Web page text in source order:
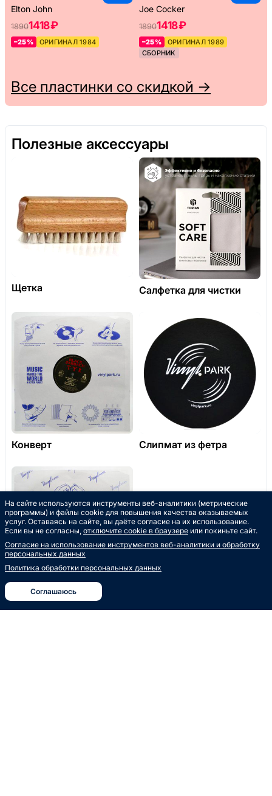
Elton John
18901418 ₽
–25% ОРИГИНАЛ 1984
Joe Cocker
18901418 ₽
–25%
ОРИГИНАЛ 1989
СБОРНИК
Все пластинки со скидкой →
Полезные аксессуары
Щетка Салфетка для чистки
Конверт Слипмат из фетра
Конверт с антистатиком
На сайте используются инструменты веб-аналитики (метрические
программы) и файлы cookie для повышения качества оказываемых
услуг. Оставаясь на сайте, вы даёте согласие на их использование.
Если вы не согласны, отключите cookie в браузере или покиньте сайт.
Согласие на использование инструментов веб-аналитики и обработку
персональных данных
Политика обработки персональных данных
Соглашаюсь